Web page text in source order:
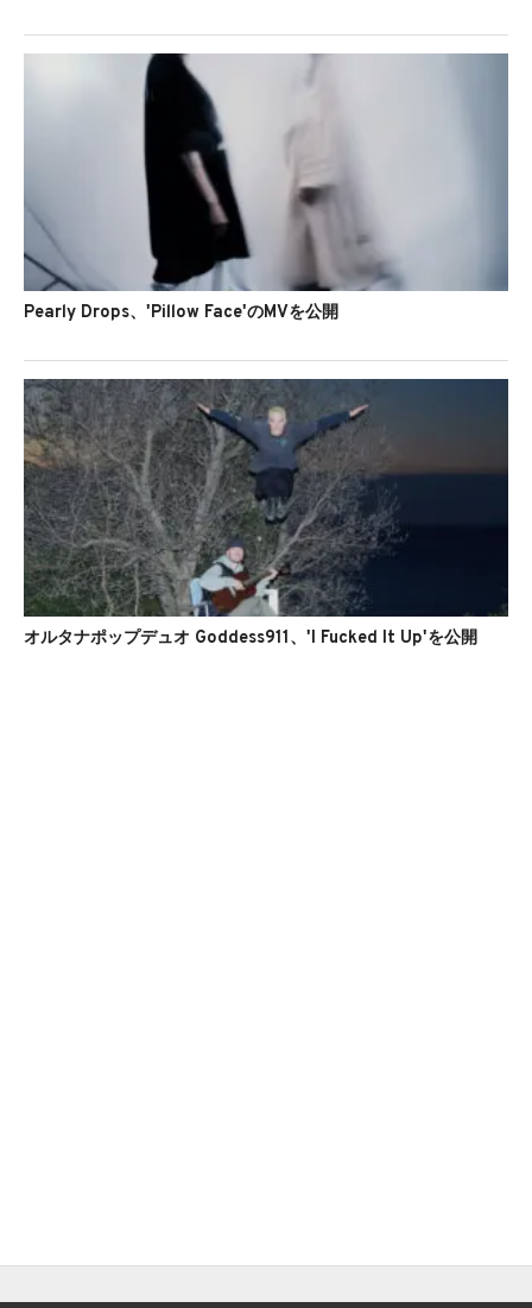
Pearly Drops、'Pillow Face'のMVを公開
オルタナポップデュオ Goddess911、'I Fucked It Up'を公開